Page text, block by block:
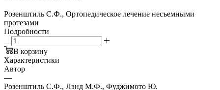
Розенштиль С.Ф., Ортопедическое лечение несъемными
протезами
Подробности
В корзину
Характеристики
Автор
—
Розенштиль С.Ф., Лэнд М.Ф., Фуджимото Ю.